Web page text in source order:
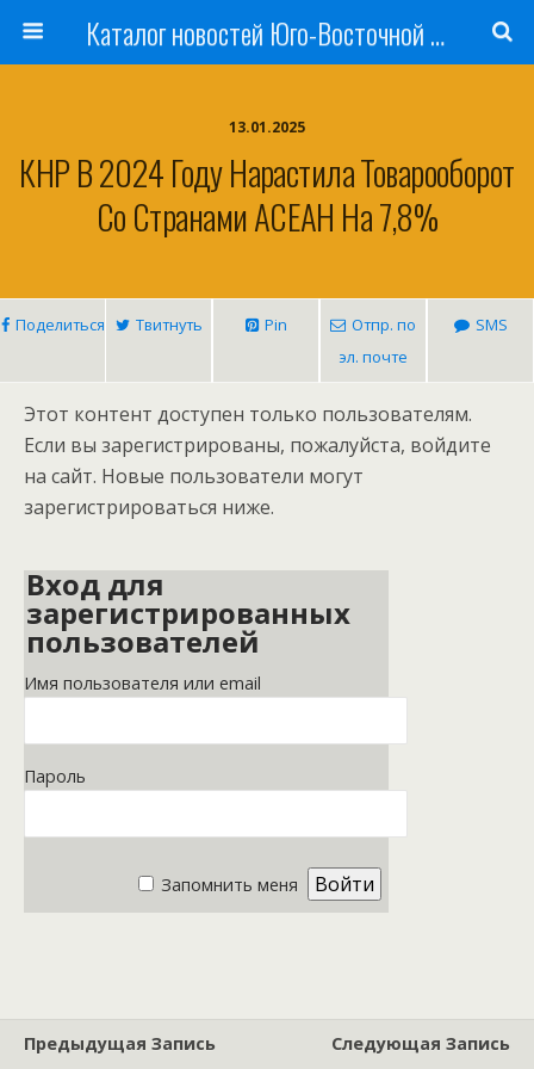
Каталог новостей Юго-Восточной Азии, Австралии и Океании
13.01.2025
КНР В 2024 Году Нарастила Товарооборот
Со Странами АСЕАН На 7,8%
Поделиться Твитнуть Pin
Отпр. по
эл. почте
SMS
Этот контент доступен только пользователям.
Если вы зарегистрированы, пожалуйста, войдите
на сайт. Новые пользователи могут
зарегистрироваться ниже.
Вход для
зарегистрированных
пользователей
Имя пользователя или email
Пароль
Запомнить меня
Предыдущая Запись
Следующая Запись